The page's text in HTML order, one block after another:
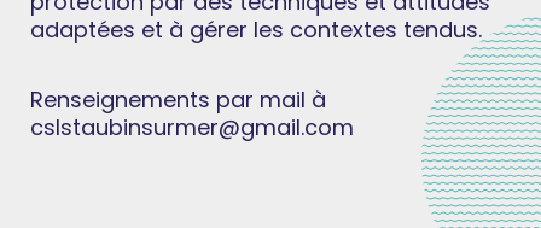
adaptées et à gérer les contextes tendus.
Renseignements par mail à
cslstaubinsurmer@gmail.com